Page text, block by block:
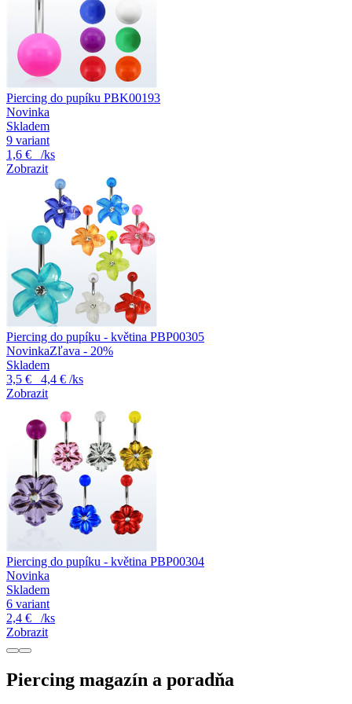
Piercing do pupíku PBK00193
Novinka
Skladem
9 variant
1,6 €
/ks
Zobrazit
Piercing do pupíku - květina PBP00305
NovinkaZľava - 20%
Skladem
3,5 €
4,4 € /ks
Zobrazit
Piercing do pupíku - květina PBP00304
Novinka
Skladem
6 variant
2,4 €
/ks
Zobrazit
Piercing magazín a poradňa